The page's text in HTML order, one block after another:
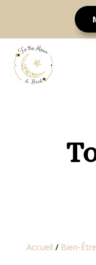
Accueil / Bien-